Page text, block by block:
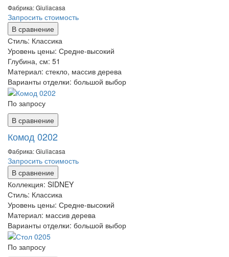
Фабрика: Giuliaсasa
Запросить стоимость
В сравнение
Стиль: Классика
Уровень цены: Средне-высокий
Глубина, см: 51
Материал: стекло, массив дерева
Варианты отделки: большой выбор
По запросу
В сравнение
Комод 0202
Фабрика: Giuliaсasa
Запросить стоимость
В сравнение
Коллекция: SIDNEY
Стиль: Классика
Уровень цены: Средне-высокий
Материал: массив дерева
Варианты отделки: большой выбор
По запросу